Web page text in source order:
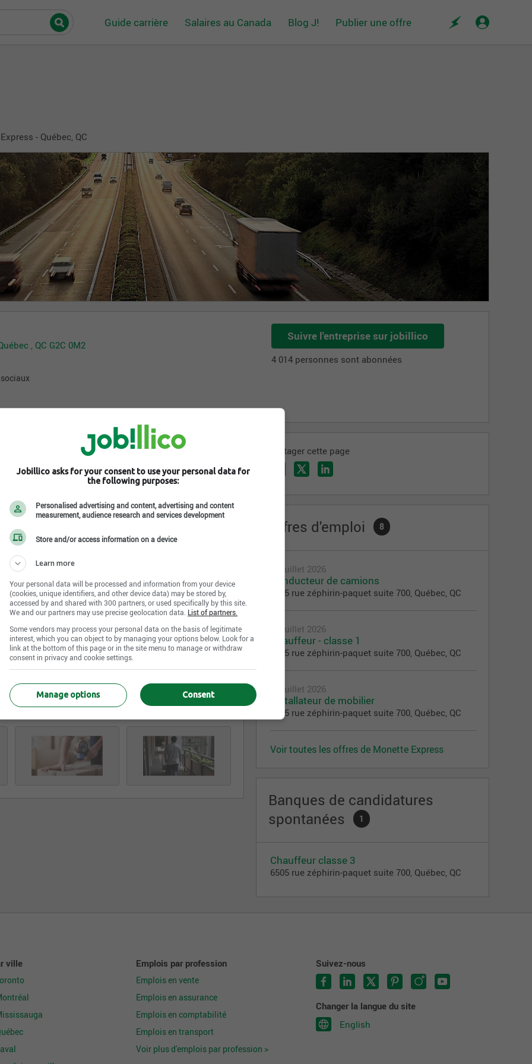
Guide carrière Salaires au Canada Blog J! Publier une offre
- Québec, QC
, QC G2C 0M2
Suivre l'entreprise sur jobillico
4 014 personnes sont abonnées
qualité, et ce au meilleur prix possible. Notre
les formations d’Allied Van Lines sur les plus
et de logistique de transport pour garantir à
Partager cette page
Offres d'emploi 8
30 juillet 2026
Conducteur de camions
6505 rue zéphirin-paquet suite 700, Québec, QC
30 juillet 2026
Chauffeur - classe 1
6505 rue zéphirin-paquet suite 700, Québec, QC
30 juillet 2026
Installateur de mobilier
6505 rue zéphirin-paquet suite 700, Québec, QC
Voir toutes les offres de Monette Express
Banques de candidatures
spontanées
1
Chauffeur classe 3
6505 rue zéphirin-paquet suite 700, Québec, QC
ville Emplois par profession
Emplois en vente
Emplois en assurance
Emplois en comptabilité
Emplois en transport
Voir plus d'emplois par profession >
Suivez-nous
Changer la langue du site
English
Jobillico asks for your consent to use your personal data for
the following purposes:
Personalised advertising and content, advertising and content
measurement, audience research and services development
Store and/or access information on a device
Learn more
Your personal data will be processed and information from your device
(cookies, unique identifiers, and other device data) may be stored by,
accessed by and shared with 300 partners, or used specifically by this site.
We and our partners may use precise geolocation data. List of partners.
Some vendors may process your personal data on the basis of legitimate
interest, which you can object to by managing your options below. Look for a
link at the bottom of this page or in the site menu to manage or withdraw
consent in privacy and cookie settings.
Consent
Manage options